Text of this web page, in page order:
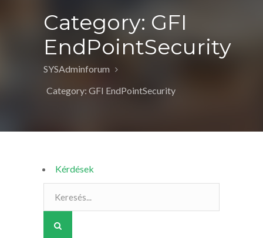
Category: GFI
EndPointSecurity
SYSAdminforum
Category: GFI EndPointSecurity
Kérdések